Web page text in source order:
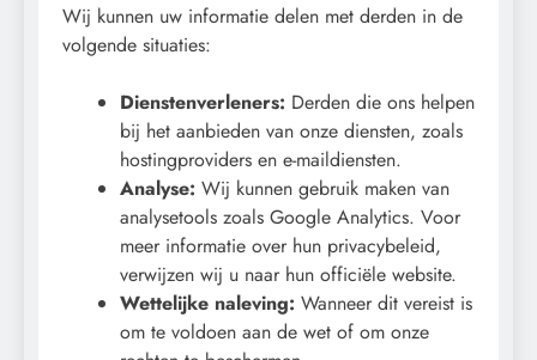
Wij kunnen uw informatie delen met derden in de
volgende situaties:
Dienstenverleners: Derden die ons helpen
bij het aanbieden van onze diensten, zoals
hostingproviders en e-maildiensten.
Analyse: Wij kunnen gebruik maken van
analysetools zoals Google Analytics. Voor
meer informatie over hun privacybeleid,
verwijzen wij u naar hun officiële website.
Wettelijke naleving: Wanneer dit vereist is
om te voldoen aan de wet of om onze